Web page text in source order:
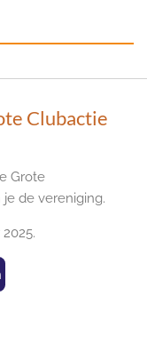
Clubactie
Grote
de vereniging.